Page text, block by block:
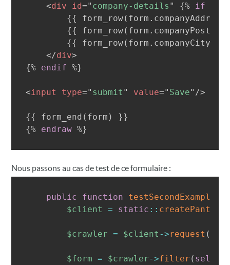
<div id=" company-details " {% if
{{
form_row( form . companyAddress
{{
form_row( form .
{{
form_row( form . companyCity
</div>
{% endif %}
<input type=" submit " value=" Save" />
{{ form_end ( form )
}}
{% endraw %}
Nous passons au cas de test de ce formulaire :
public function
$client
= static ::
$crawler = $client ->request (
$form = $crawler->filter ( self